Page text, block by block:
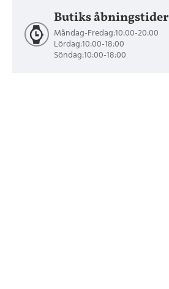
Butiks åbningstider
Måndag-Fredag:10:00-20:00
Lördag:10:00-18:00
Söndag:10:00-18:00